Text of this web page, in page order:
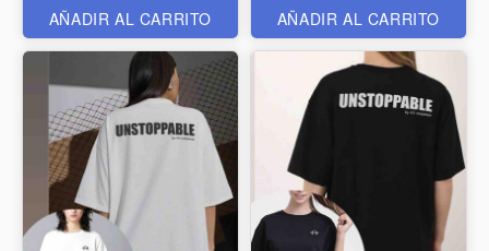
AÑADIR AL CARRITO AÑADIR AL CARRITO